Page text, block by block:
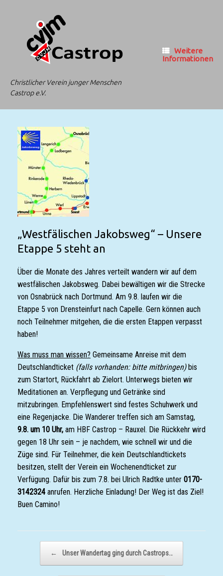
Christlicher Verein junger Menschen
Castrop e.V.
Weitere
Informationen
„Westfälischen Jakobsweg“ – Unsere
Etappe 5 steht an
Über die Monate des Jahres verteilt wandern wir auf dem
westfälischen Jakobsweg. Dabei bewältigen wir die Strecke
von Osnabrück nach Dortmund. Am 9.8. laufen wir die
Etappe 5 von Drensteinfurt nach Capelle. Gern können auch
noch Teilnehmer mitgehen, die die ersten Etappen verpasst
haben!
Was muss man wissen? Gemeinsame Anreise mit dem
Deutschlandticket (falls vorhanden: bitte mitbringen)bis
zum Startort, Rückfahrt ab Zielort. Unterwegs bieten wir
Meditationen an. Verpflegung und Getränke sind
mitzubringen. Empfehlenswert sind festes Schuhwerk und
eine Regenjacke. Die Wanderer treffen sich am Samstag,
9.8. um 10 Uhr, am HBF Castrop – Rauxel. Die Rückkehr wird
gegen 18 Uhr sein – je nachdem, wie schnell wir und die
Züge sind. Für Teilnehmer, die kein Deutschlandtickets
besitzen, stellt der Verein ein Wochenendticket zur
Verfügung. Dafür bis zum 7.8. bei Ulrich Radtke unter 0170-
3142324 anrufen. Herzliche Einladung! Der Weg ist das Ziel!
Buen Camino!
← Unser Wandertag ging durch Castrops…